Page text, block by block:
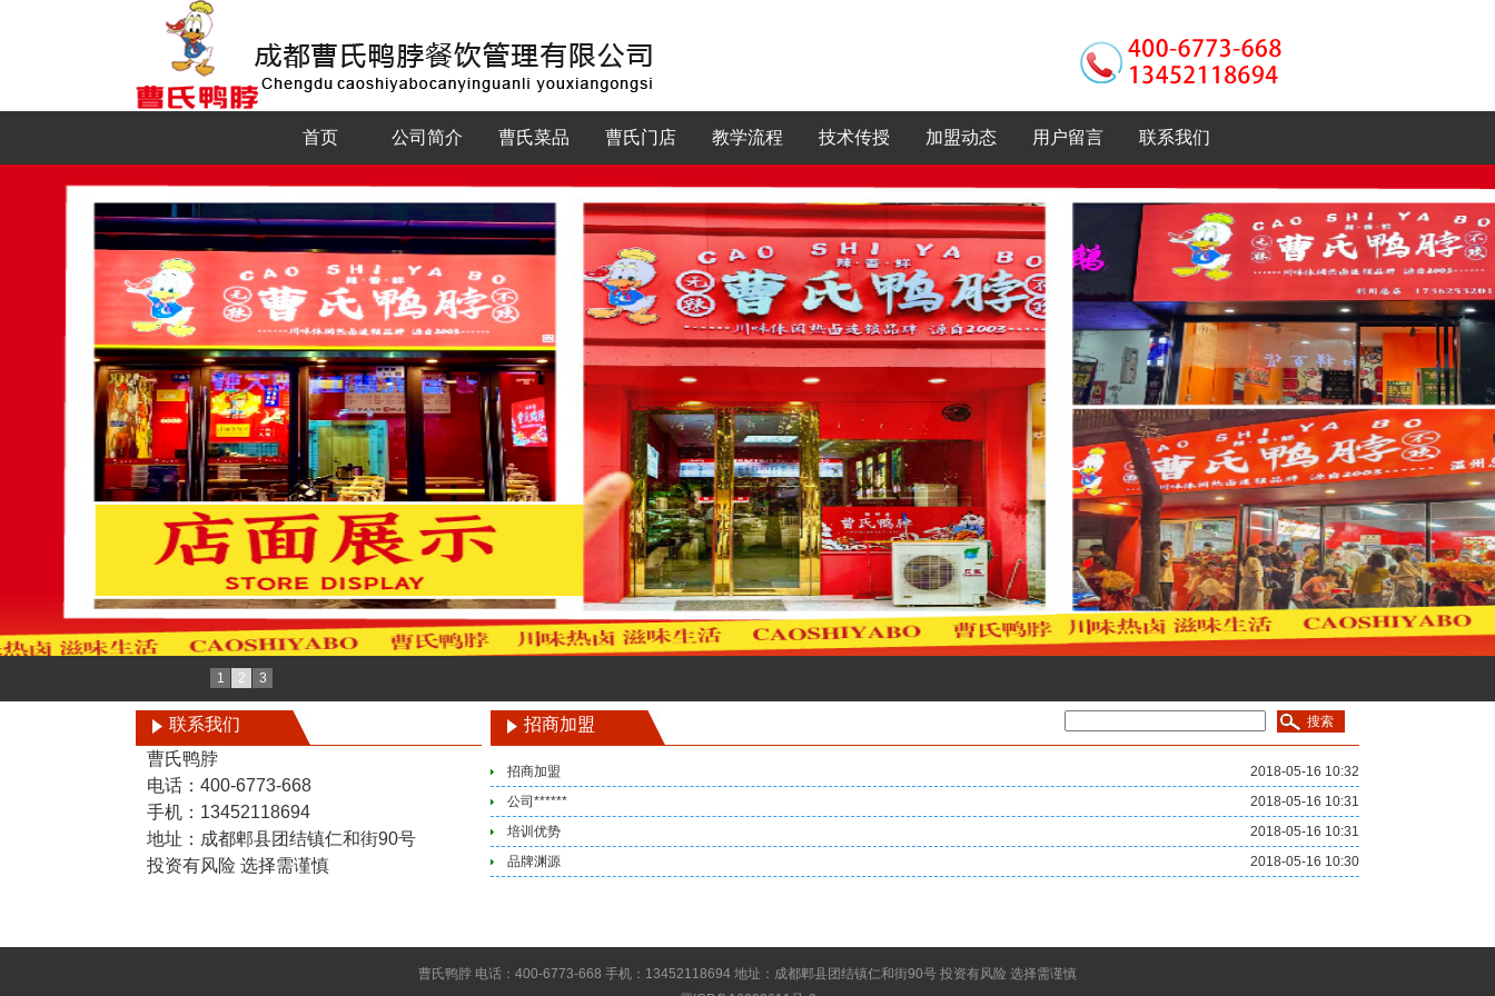
首页 公司简介 曹氏菜品 曹氏门店 教学流程 技术传授 加盟动态 用户留言 联系我们
1 2 3
联系我们
曹氏鸭脖
电话：400-6773-668
手机：13452118694
地址：成都郫县团结镇仁和街90号
投资有风险 选择需谨慎
招商加盟
招商加盟
2018-05-16 10:32
公司******
2018-05-16 10:31
培训优势
2018-05-16 10:31
品牌渊源
2018-05-16 10:30
曹氏鸭脖 电话：400-6773-668 手机：13452118694 地址：成都郫县团结镇仁和街90号 投资有风险 选择需谨慎